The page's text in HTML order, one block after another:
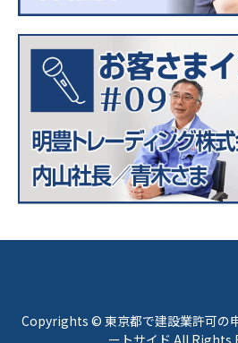
Copyrights © 東京都で建設業許可の
ートサイド All Rights